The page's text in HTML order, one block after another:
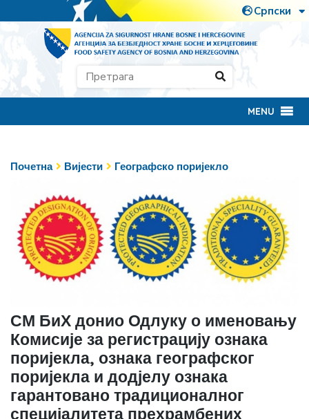
MENU
Почетна Вијести Географско поријекло
СМ БиХ донио Одлуку о именовању
Комисије за регистрацију ознака
поријекла, ознака географског
поријекла и додјелу ознака
гарантовано традиционалног
специјалитета прехрамбених